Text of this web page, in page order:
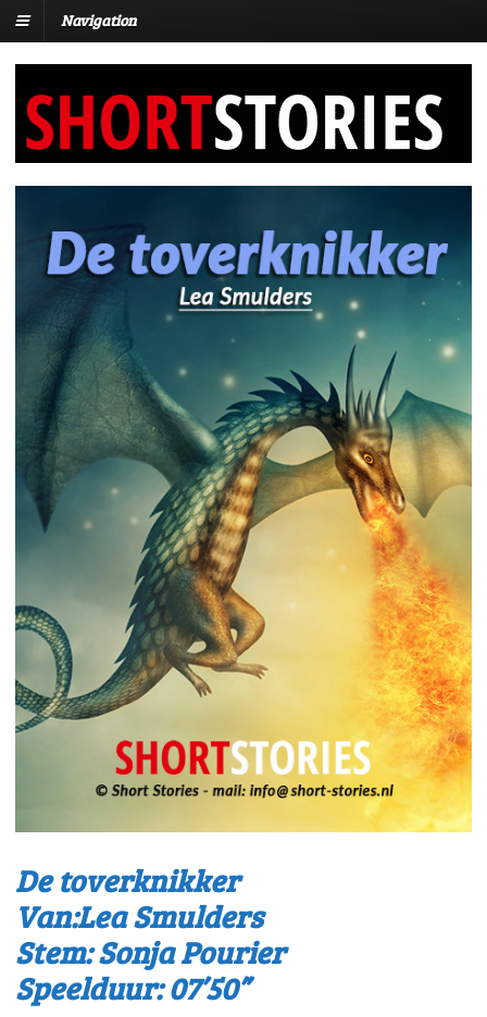
Navigation
De toverknikker
Van:Lea Smulders
Stem: Sonja Pourier
Speelduur: 07’50”